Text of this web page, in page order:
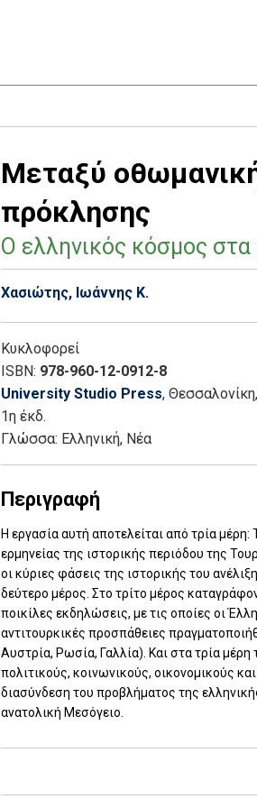
Μεταξύ
πρόκλησης
Ο ελληνικός κόσμος στα
Χασιώτης, Ιωάννης Κ.
Κυκλοφορεί
ISBN: 978-960-12-0912-8
University Studio Press, Θεσσαλονίκη
1η έκδ.
Γλώσσα: Ελληνική, Νέα
Περιγραφή
Η εργασία αυτή αποτελείται από τρία
ερμηνείας της ιστορικής περιόδου της
οι κύριες φάσεις της ιστορικής του
δεύτερο μέρος. Στο τρίτο μέρος
ποικίλες εκδηλώσεις, με τις οποίες οι
αντιτουρκικές προσπάθειες
Αυστρία, Ρωσία, Γαλλία). Και στα τρία μέρη
πολιτικούς, κοινωνικούς, οικονομικούς
διασύνδεση του προβλήματος της
ανατολική Μεσόγειο.